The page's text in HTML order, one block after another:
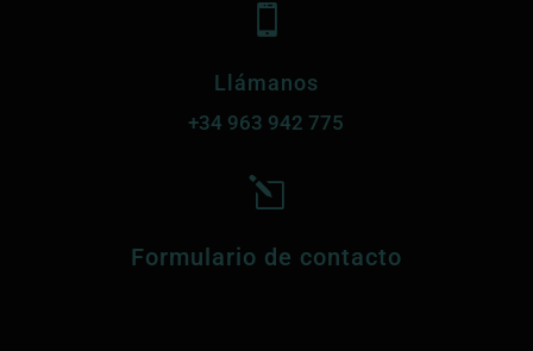

Llámanos
+34 963 942 775
l
Formulario de contacto